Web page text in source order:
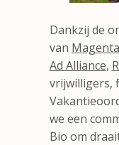
Dankzij de
van
Ad Alliance,
vrijwilligers,
we een
Bio om